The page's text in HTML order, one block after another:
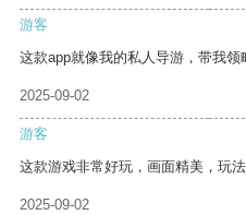
游客
这款app就像我的私人导游，带我领
2025-09-02
游客
这款游戏非常好玩，画面精美，玩法
2025-09-02